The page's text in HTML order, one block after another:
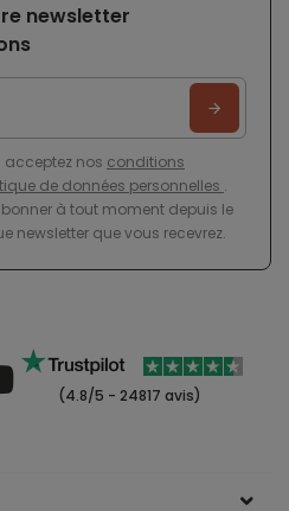
newsletter
acceptez nos conditions
de données personnelles .
à tout moment depuis le
newsletter que vous recevrez.
(4.8/5 - 24817 avis)